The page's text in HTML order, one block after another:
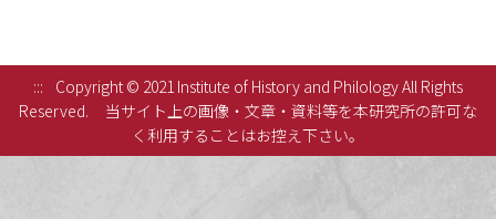
:::
Copyright © 2021 Institute of History and Philology All Rights
Reserved.
当サイト上の画像・文章・資料等を本研究所の許可な
く利用することはお控え下さい。